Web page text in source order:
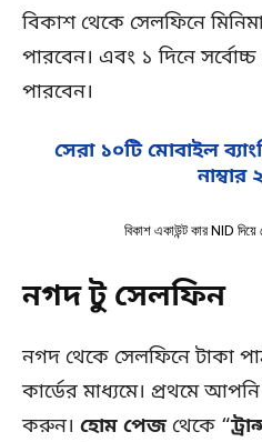
বিকাশ থেকে সেলফিনে
পারবেন। এবং ১ দিনে
পারবেন।
সেরা ১০টি মোবাইল
নাম্বার
বিকাশ একাউন্ট কার NID
নগদ টু সেলফিন
নগদ থেকে সেলফিনে টাকা
কার্ডের মাধ্যমে। প্রথমে
করুন। হোম পেজথেকে “